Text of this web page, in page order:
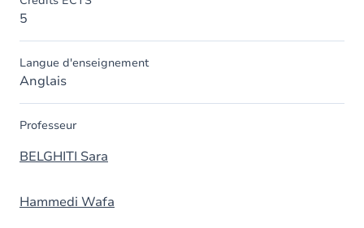
5
Langue d'enseignement
Anglais
Professeur
BELGHITI Sara
Hammedi Wafa